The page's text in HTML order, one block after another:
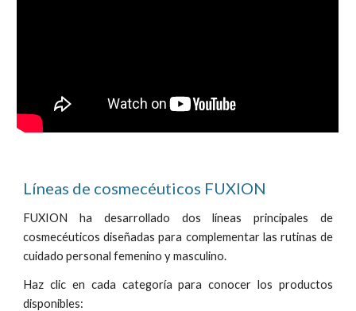
Líneas de cosmecéuticos FUXION
FUXION ha desarrollado dos líneas principales de
cosmecéuticos diseñadas para complementar las rutinas de
cuidado personal femenino y masculino.
Haz clic en cada categoría para conocer los productos
disponibles: